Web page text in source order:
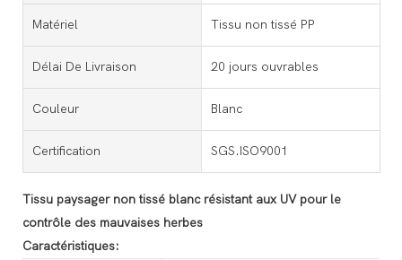
Matériel Tissu non tissé PP
Délai De Livraison 20 jours ouvrables
Couleur Blanc
Certification SGS.ISO9001
Tissu paysager non tissé blanc résistant aux UV pour le
contrôle des mauvaises herbes
Caractéristiques: